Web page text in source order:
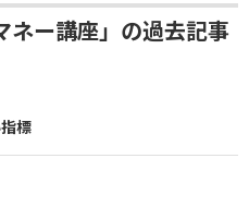
ネー講座」の過去記事
標